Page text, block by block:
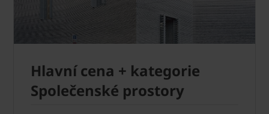
Hlavní cena + kategorie
Společenské prostory